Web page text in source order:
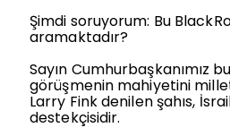
Şimdi soruyorum: Bu
aramaktadır?
Sayın Cumhurbaşkanımız
görüşmenin mahiyetini
Larry Fink denilen şahıs,
destekçisidir.